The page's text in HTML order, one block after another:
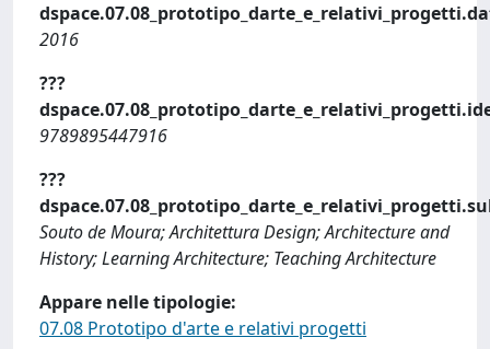
2016
???
9789895447916
???
Souto de Moura; Architettura Design; Architecture and
History; Learning Architecture; Teaching Architecture
Appare nelle tipologie:
07.08 Prototipo d'arte e relativi progetti